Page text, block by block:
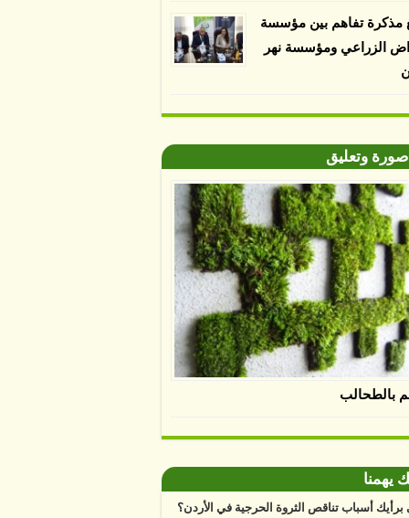
مذكرة تفاهم بين مؤسسة
الزراعي ومؤسسة نهر
صورة وتعليق
بالطحالب
يهمنا
أسباب تناقص الثروة الحرجية في الأردن؟